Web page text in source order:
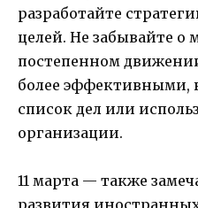
разработайте
целей. Не забывайте о
постепенном
более эффективными,
список дел или
организации.
11 марта — также